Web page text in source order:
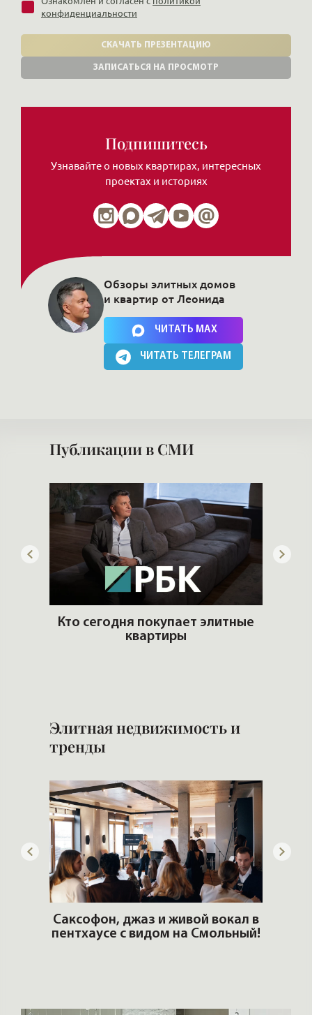
конфиденциальности
СКАЧАТЬ ПРЕЗЕНТАЦИЮ
ЗАПИСАТЬСЯ НА ПРОСМОТР
Подпишитесь
Узнавайте о новых квартирах, интересных
проектах и историях
Нажимая на кнопку, Вы соглашаетесь c политикой сайта
Обзоры элитных домов
и квартир от Леонида
ЧИТАТЬ MAX
ЧИТАТЬ ТЕЛЕГРАМ
Публикации в СМИ
Кто сегодня покупает элитные
квартиры
Элитная недвижимость и
тренды
Саксофон, джаз и живой вокал в
пентхаусе с видом на Смольный!